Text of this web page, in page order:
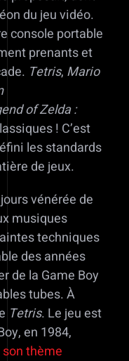
du jeu vidéo.
console portable
prenants et
Tetris, Mario
of Zelda :
! C’est
les standards
de jeux.
vénérée de
musiques
techniques
des années
de la Game Boy
tubes. À
Tetris. Le jeu est
en 1984,
son thème